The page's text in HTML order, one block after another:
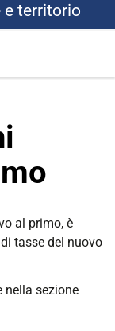
e territorio
al primo, è
tasse del nuovo
nella sezione